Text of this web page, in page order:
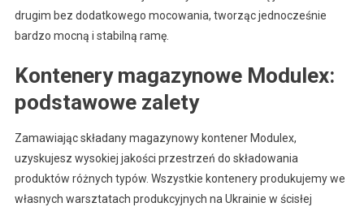
drugim bez dodatkowego mocowania, tworząc jednocześnie
bardzo mocną i stabilną ramę.
Kontenery magazynowe Modulex:
podstawowe zalety
Zamawiając składany magazynowy kontener Modulex,
uzyskujesz wysokiej jakości przestrzeń do składowania
produktów różnych typów. Wszystkie kontenery produkujemy we
własnych warsztatach produkcyjnych na Ukrainie w ścisłej